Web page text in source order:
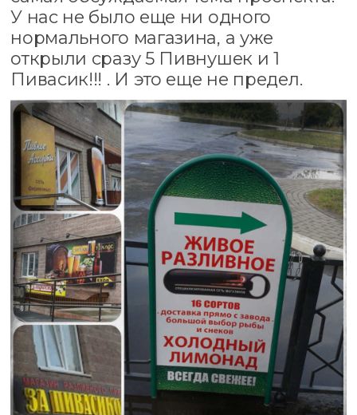
У нас не было еще ни одного
нормального магазина, а уже
открыли сразу 5 Пивнушек и 1
Пивасик!!! . И это еще не предел.